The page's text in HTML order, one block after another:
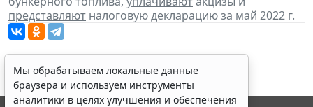
представляют налоговую декларацию за май 2022 г.
Мы обрабатываем локальные данные
браузера и используем инструменты
аналитики в целях улучшения и обеспечения